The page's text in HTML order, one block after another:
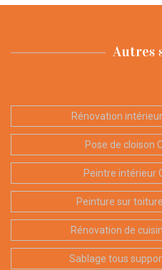
Autres
Rénovation
Pose de cloison
Peintre intérieur
Peinture sur
Rénovation de
Sablage tous